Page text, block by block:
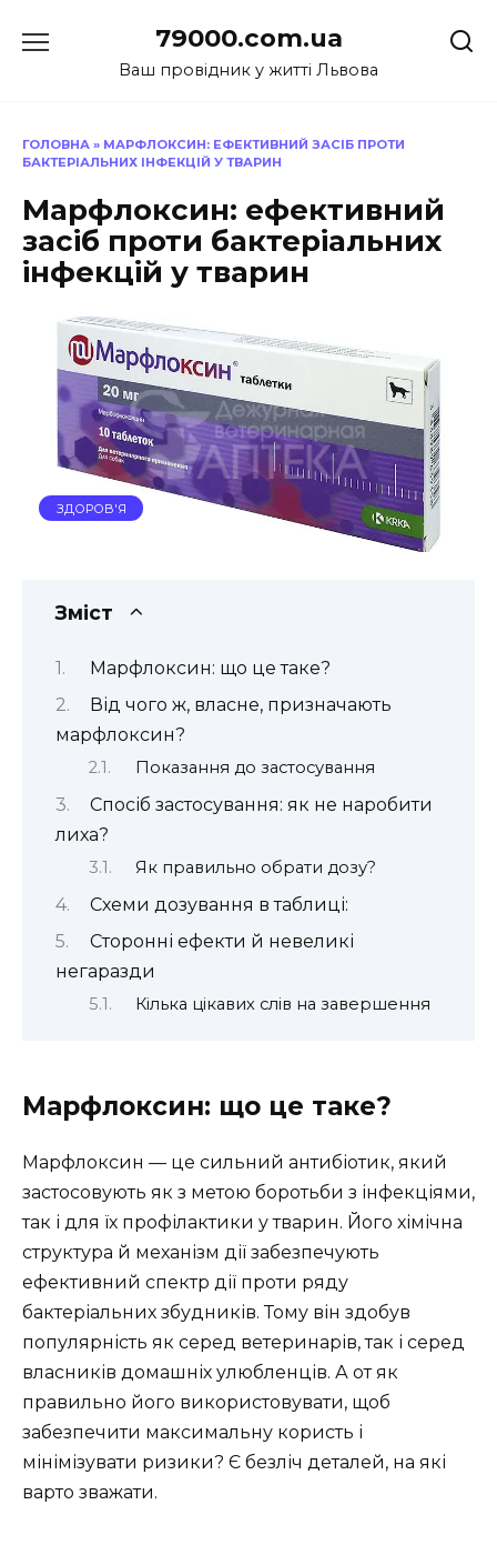
до
79000.com.ua
Ваш провідник у житті Львова
ГОЛОВНА » МАРФЛОКСИН: ЕФЕКТИВНИЙ ЗАСІБ ПРОТИ
БАКТЕРІАЛЬНИХ ІНФЕКЦІЙ У ТВАРИН
Марфлоксин: ефективний
засіб проти бактеріальних
інфекцій у тварин
ЗДОРОВ'Я
Зміст
Марфлоксин: що це таке?
Від чого ж, власне, призначають
марфлоксин?
Показання до застосування
Спосіб застосування: як не наробити
лиха?
Як правильно обрати дозу?
Схеми дозування в таблиці:
Сторонні ефекти й невеликі
негаразди
Кілька цікавих слів на завершення
Марфлоксин: що це таке?
Марфлоксин — це сильний антибіотик, який
застосовують як з метою боротьби з інфекціями,
так і для їх профілактики у тварин. Його хімічна
структура й механізм дії забезпечують
ефективний спектр дії проти ряду
бактеріальних збудників. Тому він здобув
популярність як серед ветеринарів, так і серед
власників домашніх улюбленців. А от як
правильно його використовувати, щоб
забезпечити максимальну користь і
мінімізувати ризики? Є безліч деталей, на які
варто зважати.